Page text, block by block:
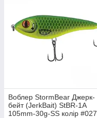
Воблер StormBear Джерк-
бейт (JerkBait) StBR-1A
105mm-30g-SS колір #027